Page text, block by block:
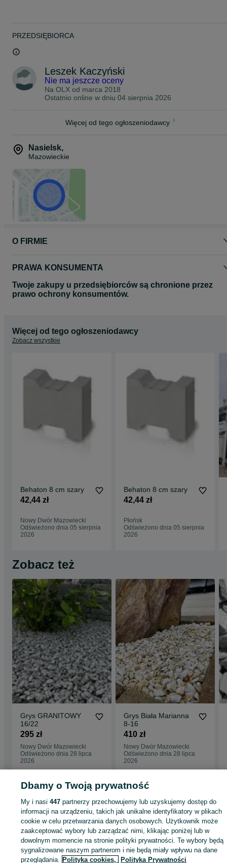
PRZEDSIĘBIORCA
Leszek Kaczyński
Nie ma jeszcze oceny
Na OLX od marca 2018
Ostatnio online w dniu 04 sierpnia 2026
Więcej od tego ogłoszeniodawcy
Nasielsk,
Mazowieckie
O FIRMIE
PRAWA KONSUMENTA
Twoje zakupy u przedsiębiorców są chronione przez
prawo ochrony konsumentów.
Więcej od tego ogłoszeniodawcy
Zobacz wszystkie
Behaton 8 cm szary
42,44 zł
Nowy Dwór Mazowiecki
Odświeżono dnia 05 sierpnia
2026
Behaton 8 cm szary
42,44 zł
Płońsk
Odświeżono dnia 05 sierpnia
2026
Zobacz też
Grys GRANITOWY
16/22
295 zł
Nowy Dwór Mazowiecki
Odświeżono dnia 28 lipca
2026
Grys Biała Marianna
8-16
410 zł
Nowy Dwór Mazowiecki
Odświeżono dnia 28 lipca
2026
Mazowieckie
Grys - Nasielsk
KATEGORIA
ID:606079488 Wyświetlenia:
Dbamy o Twoją prywatność
My i nasi447 partnerzy przechowujemy lub uzyskujemy dostęp do
informacji na urządzeniu, takich jak unikalne identyfikatory w plikach
cookie w celu przetwarzania danych osobowych. Użytkownik może
zaakceptować wybory lub zarządzać nimi, klikając poniżej lub w
dowolnym momencie na stronie polityki prywatności. Te wybory będą
sygnalizowane naszym partnerom i nie będą miały wpływu na dane
przeglądania. Polityka cookies, Polityka Prywatności